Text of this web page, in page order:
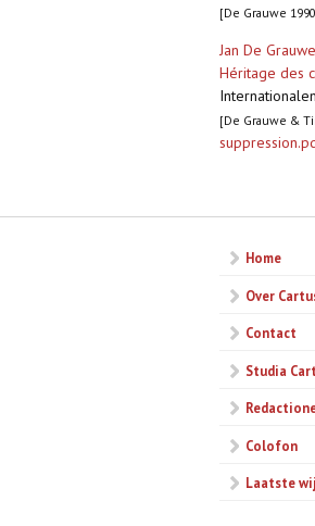
[De Grauwe
Jan De Grauwe
Héritage des
[De Grauwe &
Home
Over
Contact
Studia
Colofon
Laatste